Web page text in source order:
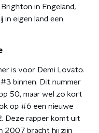
in Engeland,
in eigen land een
is voor Demi Lovato.
binnen. Dit nummer
50, maar wel zo kort
op #6 een nieuwe
Deze rapper komt uit
2007 bracht hij zijn